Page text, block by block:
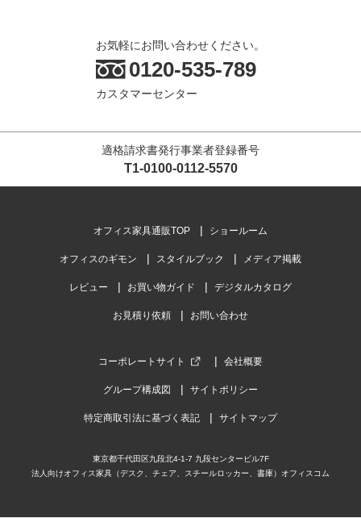
お気軽にお問い合わせください。
0120-535-789
カスタマーセンター
適格請求書発行事業者登録番号
T1-0100-0112-5570
オフィス家具通販TOP ショールーム
オフィスのギモン スタイルブック メディア掲載
レビュー お買い物ガイド デジタルカタログ
お見積り依頼 お問い合わせ
コーポレートサイト 会社概要
グループ構成図 サイトポリシー
特定商取引法に基づく表記 サイトマップ
東京都千代田区九段北4-1-7 九段センタービル7F
法人向けオフィス家具（デスク、チェア、スチールロッカー、書庫）オフィスコム